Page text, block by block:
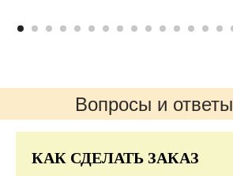
Вопросы и ответы
КАК СДЕЛАТЬ ЗАКАЗ